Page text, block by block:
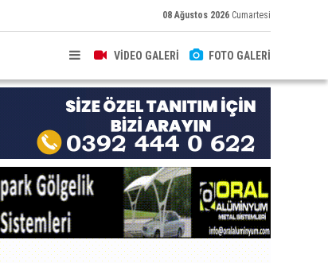
08 Ağustos 2026 Cumartesi
VİDEO GALERİ FOTO GALERİ